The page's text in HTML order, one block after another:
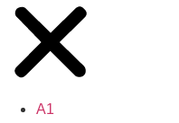
A1